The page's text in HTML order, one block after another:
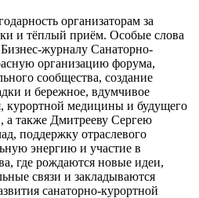
организаторам за
и тёплый приём. Особые слова
журналу Санаторно-
организацию форума,
сообщества, создание
и бережное, вдумчивое
курортной медицины и будущего
а также Дмитрееву Сергею
поддержку отраслевого
энергию и участие в
где рождаются новые идеи,
связи и закладываются
санаторно-курортной